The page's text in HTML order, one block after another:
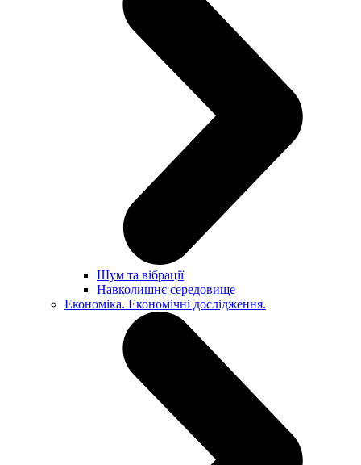
Шум та вібрації
Навколишнє середовище
Економіка. Економічні дослідження.